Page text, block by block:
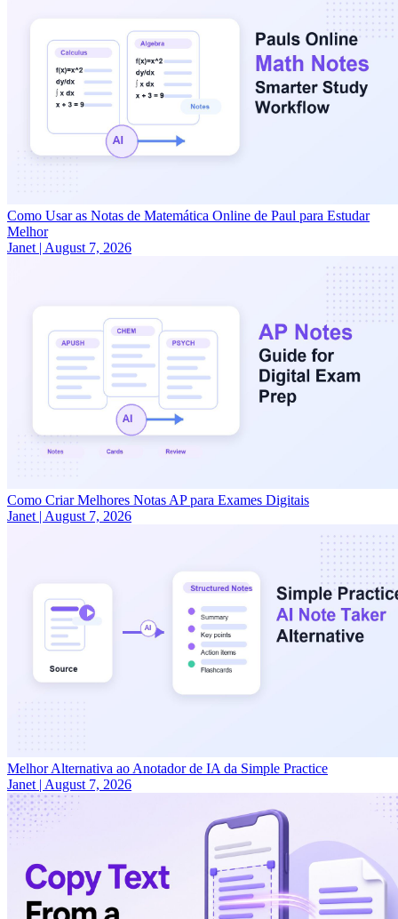
Como Usar as Notas de Matemática Online de Paul para Estudar
Melhor
Janet | August 7, 2026
Como Criar Melhores Notas AP para Exames Digitais
Janet | August 7, 2026
Melhor Alternativa ao Anotador de IA da Simple Practice
Janet | August 7, 2026